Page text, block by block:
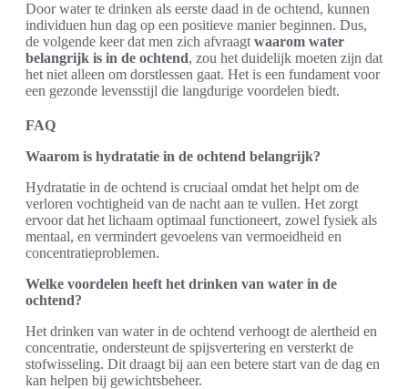
Door water te drinken als eerste daad in de ochtend, kunnen
individuen hun dag op een positieve manier beginnen. Dus,
de volgende keer dat men zich afvraagt waarom water
belangrijk is in de ochtend, zou het duidelijk moeten zijn dat
het niet alleen om dorstlessen gaat. Het is een fundament voor
een gezonde levensstijl die langdurige voordelen biedt.
FAQ
Waarom is hydratatie in de ochtend belangrijk?
Hydratatie in de ochtend is cruciaal omdat het helpt om de
verloren vochtigheid van de nacht aan te vullen. Het zorgt
ervoor dat het lichaam optimaal functioneert, zowel fysiek als
mentaal, en vermindert gevoelens van vermoeidheid en
concentratieproblemen.
Welke voordelen heeft het drinken van water in de
ochtend?
Het drinken van water in de ochtend verhoogt de alertheid en
concentratie, ondersteunt de spijsvertering en versterkt de
stofwisseling. Dit draagt bij aan een betere start van de dag en
kan helpen bij gewichtsbeheer.